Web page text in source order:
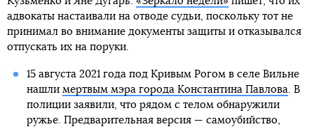
адвокаты настаивали на отводе судьи, поскольку тот не
принимал во внимание документы защиты и отказывался
отпускать их на поруки.
15 августа 2021 года под Кривым Рогом в селе Вильне
нашли мертвым мэра города Константина Павлова . В
полиции заявили, что рядом с телом обнаружили
ружье. Предварительная версия — самоубийство,